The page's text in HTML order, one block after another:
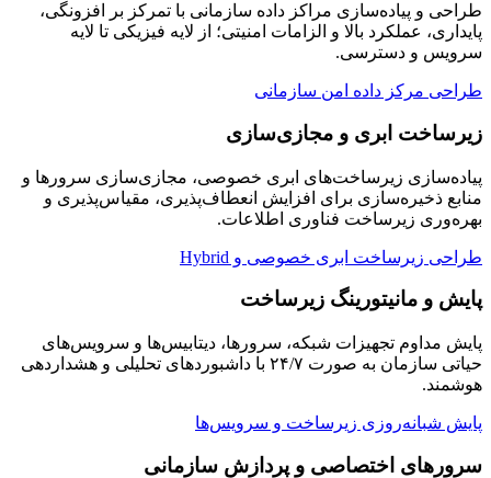
طراحی و پیاده‌سازی مراکز داده سازمانی با تمرکز بر افزونگی،
پایداری، عملکرد بالا و الزامات امنیتی؛ از لایه فیزیکی تا لایه
سرویس و دسترسی.
طراحی مرکز داده امن سازمانی
زیرساخت ابری و مجازی‌سازی
پیاده‌سازی زیرساخت‌های ابری خصوصی، مجازی‌سازی سرورها و
منابع ذخیره‌سازی برای افزایش انعطاف‌پذیری، مقیاس‌پذیری و
بهره‌وری زیرساخت فناوری اطلاعات.
طراحی زیرساخت ابری خصوصی و Hybrid
پایش و مانیتورینگ زیرساخت
پایش مداوم تجهیزات شبکه، سرورها، دیتابیس‌ها و سرویس‌های
حیاتی سازمان به صورت ۲۴/۷ با داشبوردهای تحلیلی و هشداردهی
هوشمند.
پایش شبانه‌روزی زیرساخت و سرویس‌ها
سرورهای اختصاصی و پردازش سازمانی